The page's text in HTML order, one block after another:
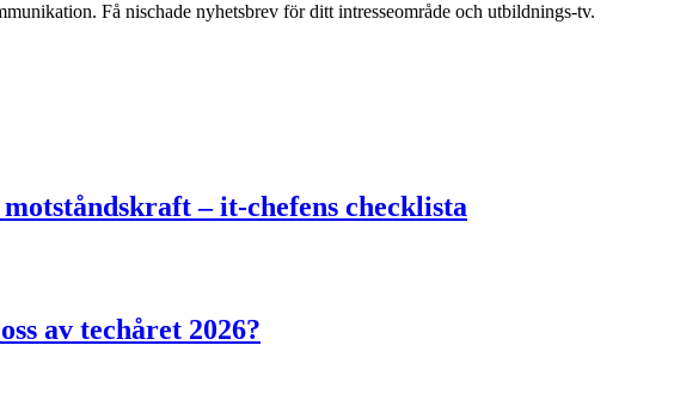
Få nischade nyhetsbrev för ditt intresseområde och utbildnings-tv.
– it-chefens checklista
av techåret 2026?